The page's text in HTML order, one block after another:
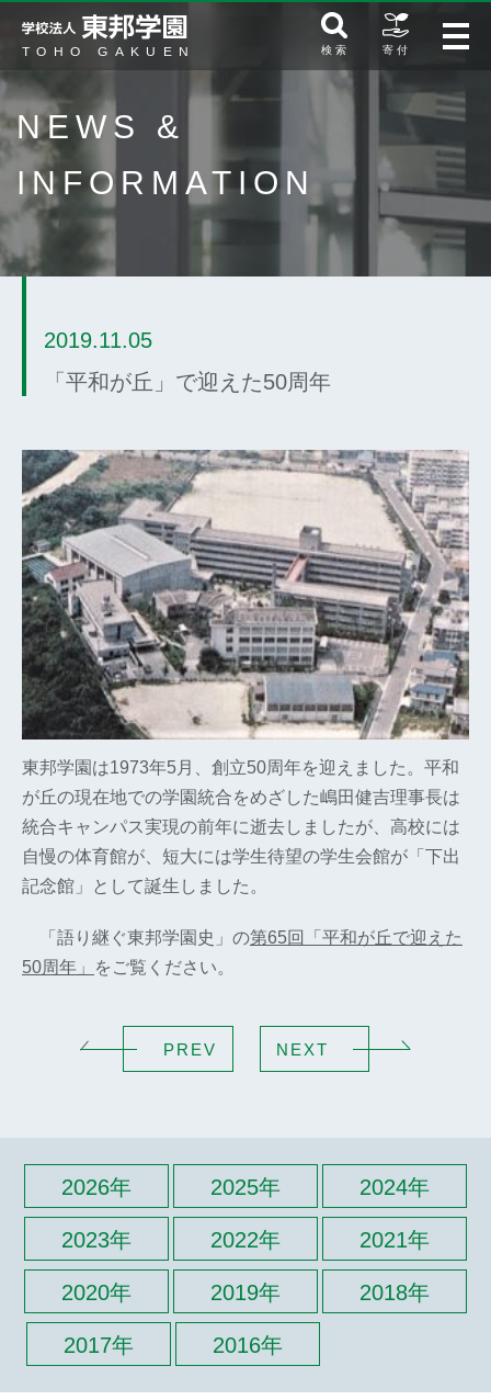
検 索 寄 付
NEWS &
INFORMATION
2019.11.05
「平和が丘」で迎えた50周年
東邦学園は1973年5月、創立50周年を迎えました。平和
が丘の現在地での学園統合をめざした嶋田健吉理事長は
統合キャンパス実現の前年に逝去しましたが、高校には
自慢の体育館が、短大には学生待望の学生会館が「下出
記念館」として誕生しました。
「語り継ぐ東邦学園史」の第65回「平和が丘で迎えた
50周年」
をご覧ください。
PREV NEXT
2026年 2025年 2024年
2023年 2022年 2021年
2020年 2019年 2018年
2017年 2016年